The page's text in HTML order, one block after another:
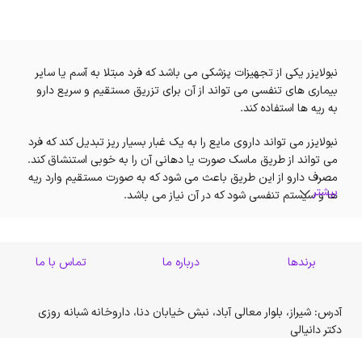
نبولایزر یکی از تجهیزات پزشکی می باشد که فرد مبتلا به آسم یا سایر
بیماری های تنفسی می تواند از آن برای تزریق مستقیم و سریع دارو
به ریه ها استفاده کند.
نبولایزر می تواند داروی مایع را به یک غبار بسیار ریز تبدیل کند که فرد
می تواند از طریق ماسک صورت یا دهانی آن را به خوبی استنشاق کند.
مصرف دارو از این طریق باعث می شود که به صورت مستقیم وارد ریه
ها و سیستم تنفسی شود که در آن نیاز می باشد.
طیف وسیعی از شرایط پزشکی ممکن است افراد را مجبور به استفاده از
به طور کلی پزشکان نبولایزر را برای افرادی که دارای یکی از اختلالات
بیشتر
برندها درباره ما تماس با ما
آدرس: شیراز، بلوار معالی آباد، نبش خیابان دنا، داروخانه شبانه روزی
دکتر دانیالی